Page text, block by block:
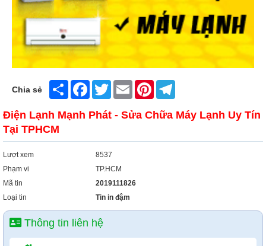
Chia sẻ Share FacebookTwitter Email Pinterest
Điện Lạnh Mạnh Phát - Sửa Chữa Máy Lạnh Uy Tín
Tại TPHCM
Lượt xem
8537
Phạm vi
TP.HCM
Mã tin
2019111826
Loại tin
Tin in đậm
Thông tin liên hệ